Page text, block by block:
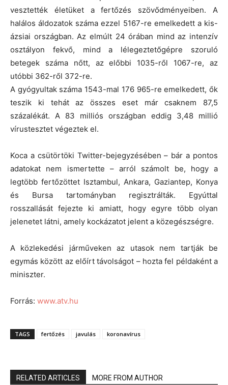
vesztették életüket a fertőzés szövődményeiben. A
halálos áldozatok száma ezzel 5167-re emelkedett a kis-
ázsiai országban. Az elmúlt 24 órában mind az intenzív
osztályon fekvő, mind a lélegeztetőgépre szoruló
betegek száma nőtt, az előbbi 1035-ről 1067-re, az
utóbbi 362-ről 372-re.
A gyógyultak száma 1543-mal 176 965-re emelkedett, ők
teszik ki tehát az összes eset már csaknem 87,5
százalékát. A 83 milliós országban eddig 3,48 millió
vírustesztet végeztek el.
Koca a csütörtöki Twitter-bejegyzésében – bár a pontos
adatokat nem ismertette – arról számolt be, hogy a
legtöbb fertőzöttet Isztambul, Ankara, Gaziantep, Konya
és Bursa tartományban regisztrálták. Egyúttal
rosszallását fejezte ki amiatt, hogy egyre több olyan
jelenetet látni, amely kockázatot jelent a közegészségre.
A közlekedési járműveken az utasok nem tartják be
egymás között az előírt távolságot – hozta fel példaként a
miniszter.
Forrás: www.atv.hu
TAGS fertőzés javulás koronavírus
RELATED ARTICLES MORE FROM AUTHOR